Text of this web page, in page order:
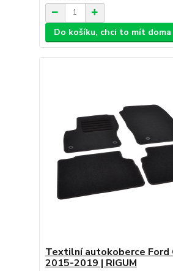
Do košíku, chci to mít doma
Textilní autokoberce Ford
2015-2019 | RIGUM